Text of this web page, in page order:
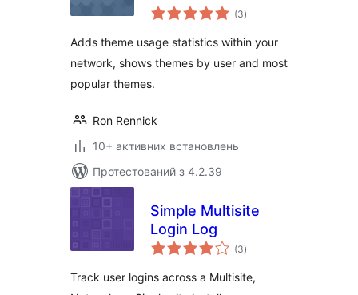
(3загальний
рейтинг
)
Adds theme usage statistics within your
network, shows themes by user and most
popular themes.
Ron Rennick
10+ активних встановлень
Протестований з 4.2.39
Simple Multisite
Login Log
(3загальний
рейтинг
)
Track user logins across a Multisite,